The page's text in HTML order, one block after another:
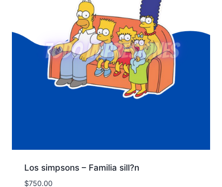
Los simpsons – Familia sill?n
$750.00